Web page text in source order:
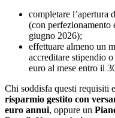
completare
(con perfezionamento
giugno 2026);
effettuare almeno un
accreditare stipendio
euro al mese entro il
Chi soddisfa questi requisiti
risparmio gestito con
euro annui, oppure un